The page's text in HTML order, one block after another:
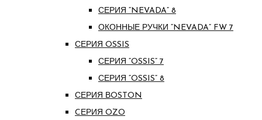
СЕРИЯ “NEVADA” 8
ОКОННЫЕ РУЧКИ “NEVADA” FW 7
СЕРИЯ OSSIS
СЕРИЯ “OSSIS” 7
СЕРИЯ “OSSIS” 8
СЕРИЯ ВOSTON
CЕРИЯ OZO